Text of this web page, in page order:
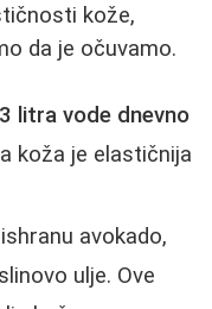
kože,
da je očuvamo.
litra vode dnevno
koža je elastičnija
avokado,
ulje. Ove